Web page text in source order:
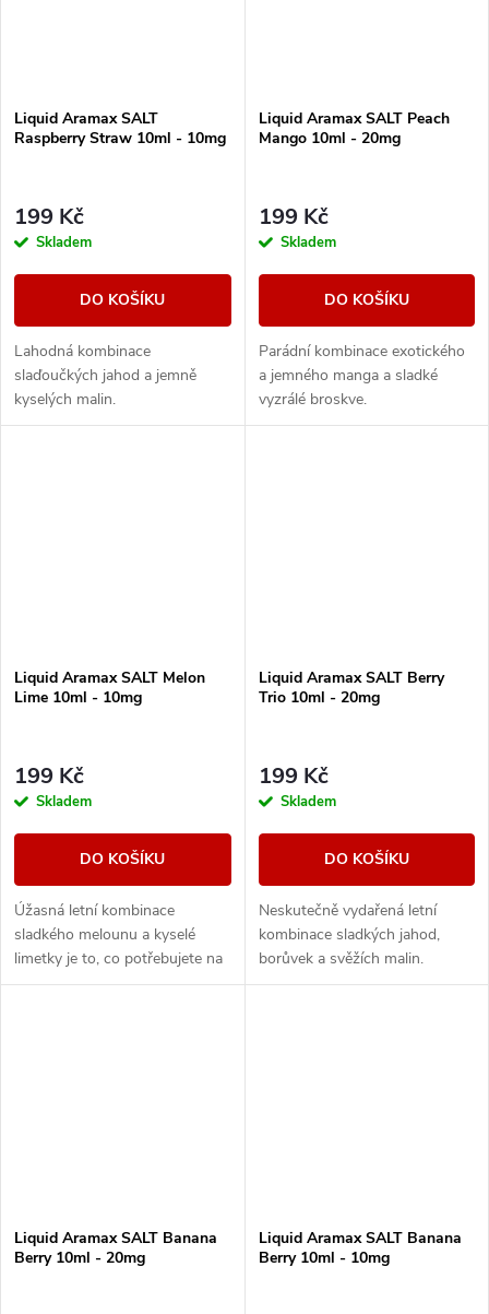
Liquid Aramax SALT
Raspberry Straw 10ml - 10mg
199 Kč
Skladem
DO KOŠÍKU
Lahodná kombinace
slaďoučkých jahod a jemně
kyselých malin.
Liquid Aramax SALT Peach
Mango 10ml - 20mg
199 Kč
Skladem
DO KOŠÍKU
Parádní kombinace exotického
a jemného manga a sladké
vyzrálé broskve.
Liquid Aramax SALT Melon
Lime 10ml - 10mg
199 Kč
Skladem
DO KOŠÍKU
Úžasná letní kombinace
sladkého melounu a kyselé
limetky je to, co potřebujete na
parné letní dny.
Liquid Aramax SALT Berry
Trio 10ml - 20mg
199 Kč
Skladem
DO KOŠÍKU
Neskutečně vydařená letní
kombinace sladkých jahod,
borůvek a svěžích malin.
Liquid Aramax SALT Banana
Berry 10ml - 20mg
Liquid Aramax SALT Banana
Berry 10ml - 10mg